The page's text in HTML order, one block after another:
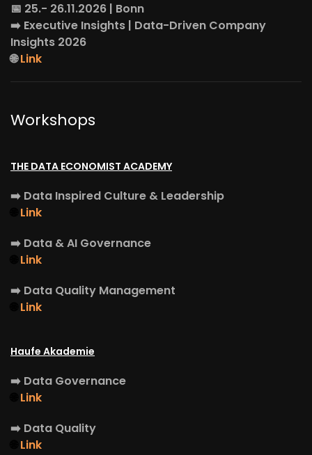
📅 25.- 26.11.2026 | Bonn
➡️ Executive Insights | Data-Driven Company
Insights 2026
🌐Link
Workshops
THE DATA ECONOMIST ACADEMY
➡️ Data Inspired Culture & Leadership
Link
➡️ Data & AI Governance
Link
➡️ Data Quality Management
Link
Haufe Akademie
➡️ Data Governance
Link
➡️ Data Quality
Link